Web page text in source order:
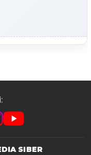
SIBER